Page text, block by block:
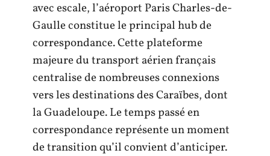
avec escale, l’aéroport Paris Charles-de-
Gaulle constitue le principal hub de
correspondance. Cette plateforme
majeure du transport aérien français
centralise de nombreuses connexions
vers les destinations des Caraïbes, dont
la Guadeloupe. Le temps passé en
correspondance représente un moment
de transition qu’il convient d’anticiper.